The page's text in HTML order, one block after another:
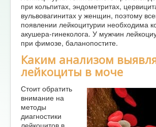
при кольпитах, эндометритах,
вульвовагинитах у женщин, поэтому
появлении лейкоцитурии необходима
акушера-гинеколога. У мужчин
при фимозе, баланопостите.
Каким анализом
лейкоциты в моче
Стоит обратить
внимание на
методы
диагностики
лейкоцитов в